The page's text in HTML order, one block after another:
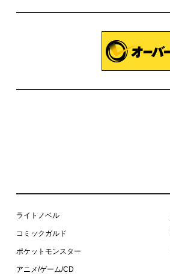
ライトノベル
コミックガルド
ポケットモンスター
アニメ/ゲーム/CD